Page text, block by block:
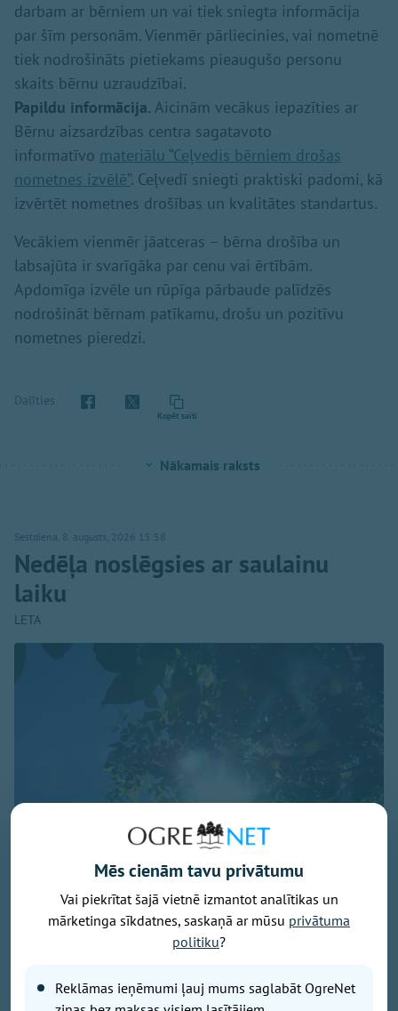
darbam ar bērniem un vai tiek sniegta informācija
par šīm personām. Vienmēr pārliecinies, vai nometnē
tiek nodrošināts pietiekams pieaugušo personu
skaits bērnu uzraudzībai.
Papildu informācija. Aicinām vecākus iepazīties ar
Bērnu aizsardzības centra sagatavoto
informatīvo materiālu “Ceļvedis bērniem drošas
nometnes izvēlē”. Ceļvedī sniegti praktiski padomi, kā
izvērtēt nometnes drošības un kvalitātes standartus.
Vecākiem vienmēr jāatceras – bērna drošība un
labsajūta ir svarīgāka par cenu vai ērtībām.
Apdomīga izvēle un rūpīga pārbaude palīdzēs
nodrošināt bērnam patīkamu, drošu un pozitīvu
nometnes pieredzi.
Dalīties
Kopēt saiti
Nākamais raksts
Sestdiena, 8. augusts, 2026 15:58
Nedēļa noslēgsies ar saulainu
laiku
LETA
dienas sākumā daudzviet valstī saulains un sauss
Mēs cienām tavu privātumu
Vai piekrītat šajā vietnē izmantot analītikas un
mārketinga sīkdatnes, saskaņā ar mūsu privātuma
politiku?
Reklāmas ieņēmumi ļauj mums saglabāt OgreNet